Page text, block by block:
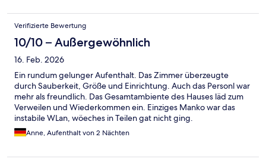
Verifizierte Bewertung
10/10 – Außergewöhnlich
16. Feb. 2026
Ein rundum gelunger Aufenthalt. Das Zimmer überzeugte
durch Sauberkeit, Größe und Einrichtung. Auch das Personl war
mehr als freundlich. Das Gesamtambiente des Hauses läd zum
Verweilen und Wiederkommen ein. Einziges Manko war das
instabile WLan, wöeches in Teilen gat nicht ging.
Anne, Aufenthalt von 2 Nächten